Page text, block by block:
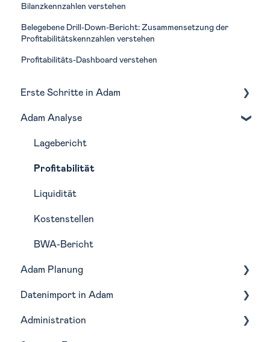
Bilanzkennzahlen verstehen
Belegebene Drill-Down-Bericht: Zusammensetzung der
Profitabilitätskennzahlen verstehen
Profitabilitäts-Dashboard verstehen
Erste Schritte in Adam
Navigation
Monatliche Routine in Adam
Adam Analyse
Lagebericht
Profitabilität
Liquidität
Kostenstellen
BWA-Bericht
Adam Planung
Budgetierung
Forecasting
Datenimport in Adam
Buchhaltungstools
Administration